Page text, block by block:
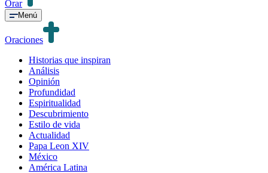
Orar
Menú
Oraciones
Historias que inspiran
Análisis
Opinión
Profundidad
Espiritualidad
Descubrimiento
Estilo de vida
Actualidad
Papa Leon XIV
México
América Latina